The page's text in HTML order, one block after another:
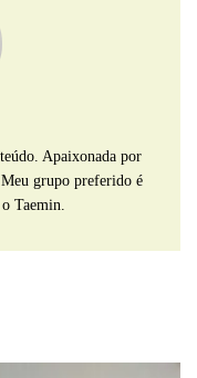
Apaixonada por
grupo preferido é
Taemin.